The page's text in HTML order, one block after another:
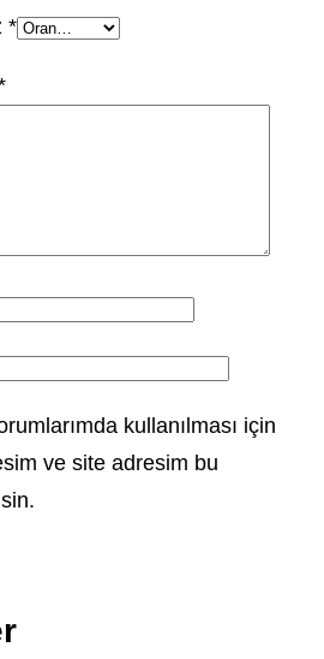
*
kullanılması için
ve site adresim bu